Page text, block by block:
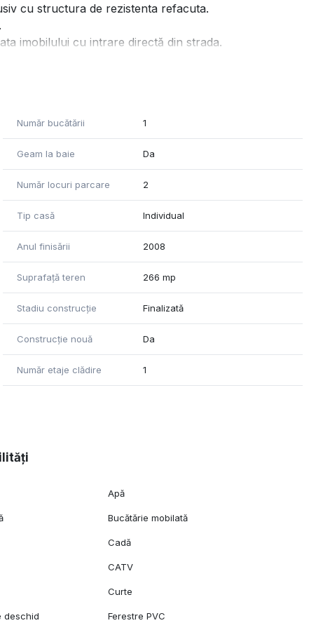
cu structura de rezistenta refacuta.
imobilului cu intrare directă din strada.
Număr bucătării 1
Geam la baie Da
Număr locuri parcare 2
Tip casă Individual
Anul finisării 2008
Suprafață teren 266 mp
Stadiu construcție Finalizată
Construcție nouă Da
Număr etaje clădire 1
Apă
Bucătărie mobilată
Cadă
CATV
Curte
deschid Ferestre PVC